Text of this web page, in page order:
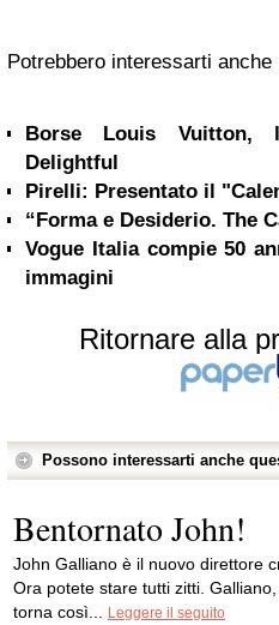
Potrebbero interessarti anche
Borse Louis Vuitton,
Delightful
Pirelli: Presentato il
“Forma e Desiderio. The
Vogue Italia compie 50
immagini
Ritornare alla
Possono interessarti anche
Bentornato John!
John Galliano è il nuovo direttore
Ora potete stare tutti zitti.
torna così...
Leggere il seguito